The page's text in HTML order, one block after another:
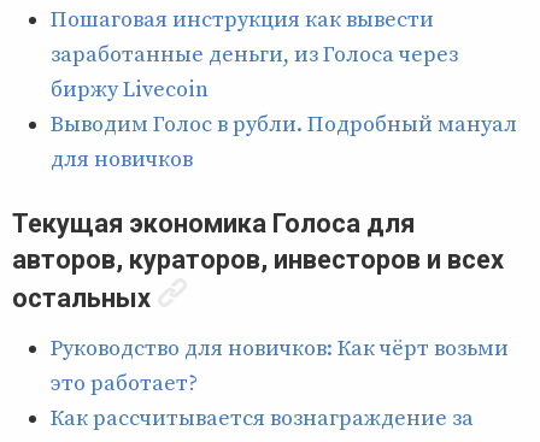
Пошаговая инструкция как вывести
заработанные деньги, из Голоса через
биржу Livecoin
Выводим Голос в рубли. Подробный мануал
для новичков
Текущая экономика Голоса для
авторов, кураторов, инвесторов и всех
остальных
Руководство для новичков: Как чёрт возьми
это работает?
Как рассчитывается вознаграждение за